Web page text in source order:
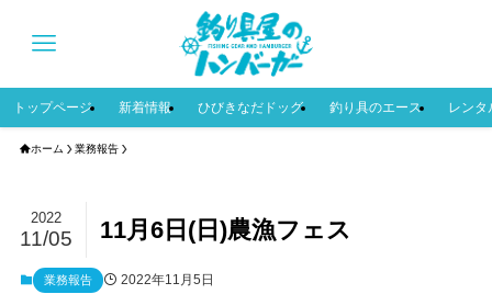
トップページ 新着情報 ひびきなだドッグ 釣り具のエース レンタ
ホーム 業務報告
11月6日(日)農漁フェス
2022
11/05
業務報告 2022年11月5日